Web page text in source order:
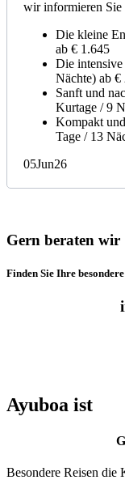
wir informieren Sie
Die kleine
ab € 1.645
Die
Nächte) ab €
Sanft und
Kurtage / 9
Kompakt
Tage / 13
05Jun26
Gern beraten wir
Finden Sie Ihre
Ayuboa ist
Besondere Reisen die